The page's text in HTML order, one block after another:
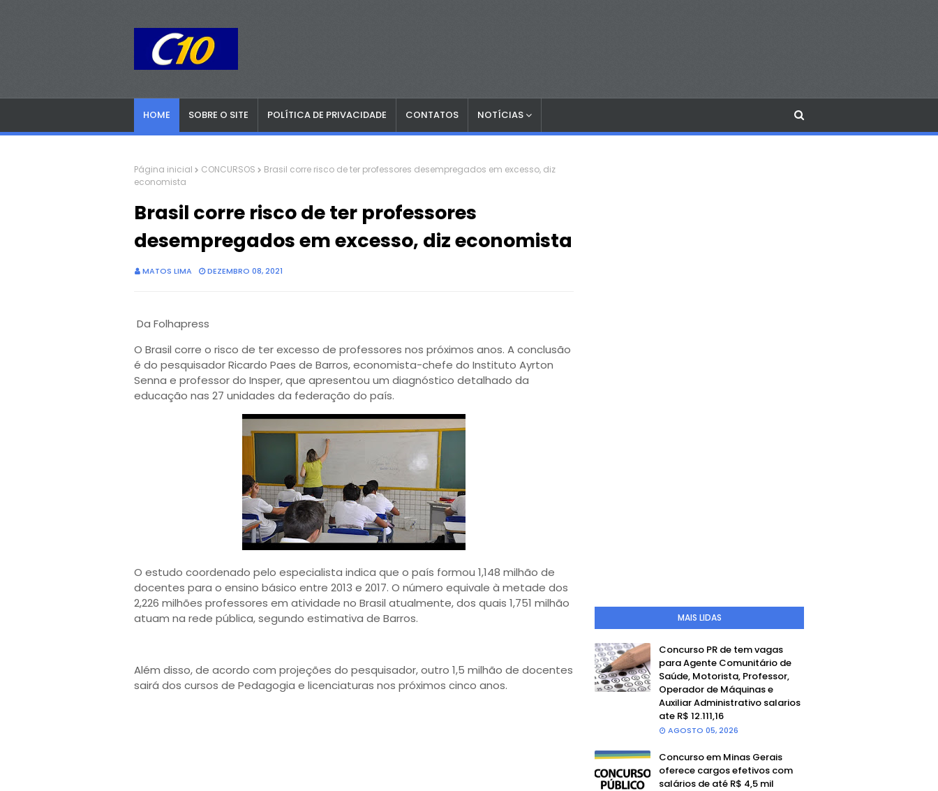
HOME SOBRE O SITE POLÍTICA DE PRIVACIDADE CONTATOS NOTÍCIAS
Página inicial CONCURSOS
Brasil corre risco de ter professores desempregados em excesso, diz
economista
Brasil corre risco de ter professores
desempregados em excesso, diz economista
MATOS LIMA DEZEMBRO 08, 2021
Da Folhapress
O Brasil corre o risco de ter excesso de professores nos próximos anos. A conclusão
é do pesquisador Ricardo Paes de Barros, economista-chefe do Instituto Ayrton
Senna e professor do Insper, que apresentou um diagnóstico detalhado da
educação nas 27 unidades da federação do país.
O estudo coordenado pelo especialista indica que o país formou 1,148 milhão de
docentes para o ensino básico entre 2013 e 2017. O número equivale à metade dos
2,226 milhões professores em atividade no Brasil atualmente, dos quais 1,751 milhão
atuam na rede pública, segundo estimativa de Barros.
Além disso, de acordo com projeções do pesquisador, outro 1,5 milhão de docentes
sairá dos cursos de Pedagogia e licenciaturas nos próximos cinco anos.
MAIS LIDAS
Concurso PR de tem vagas
para Agente Comunitário de
Saúde, Motorista, Professor,
Operador de Máquinas e
Auxiliar Administrativo salarios
ate R$ 12.111,16
AGOSTO 05, 2026
Concurso em Minas Gerais
oferece cargos efetivos com
salários de até R$ 4,5 mil